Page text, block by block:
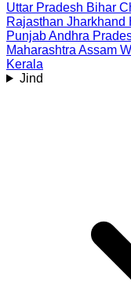
Uttar Pradesh Bihar
Rajasthan Jharkhand
PunjabAndhra
Maharashtra Assam
Kerala
Jind